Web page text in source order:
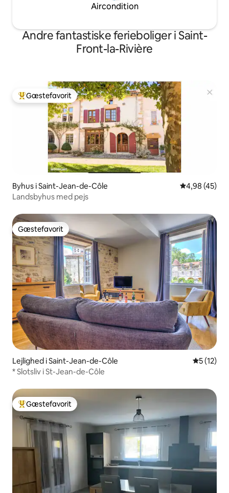
Aircondition
Andre fantastiske ferieboliger i Saint-
Front-la-Rivière
Bedste gæstefavorit
Gæstefavorit
Byhus i Saint-Jean-de-Côle 4,98 ud af 5 i
4,98 (45)
Landsbyhus med pejs
Gæstefavorit
Gæstefavorit
Lejlighed i Saint-Jean-de-Côle 5 ud af 5
5 (12)
* Slotsliv i St-Jean-de-Côle
Bedste gæstefavorit
Gæstefavorit